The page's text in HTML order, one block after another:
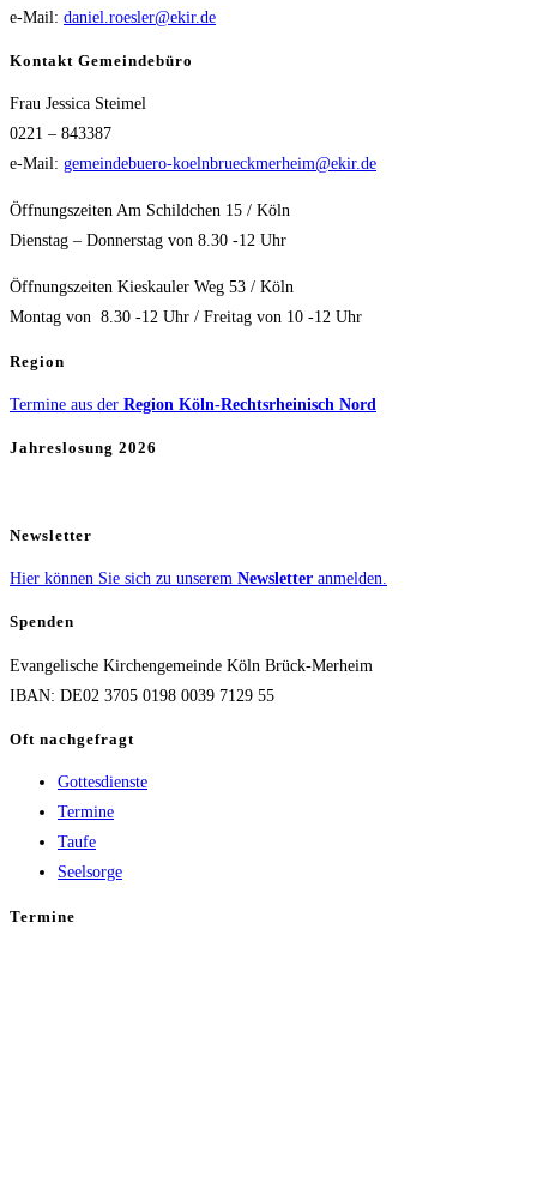
e-Mail: daniel.roesler@ekir.de
Kontakt Gemeindebüro
Frau Jessica Steimel
0221 – 843387
e-Mail: gemeindebuero-koelnbrueckmerheim@ekir.de
Öffnungszeiten Am Schildchen 15 / Köln
Dienstag – Donnerstag von 8.30 -12 Uhr
Öffnungszeiten Kieskauler Weg 53 / Köln
Montag von 8.30 -12 Uhr / Freitag von 10 -12 Uhr
Region
Termine aus der Region Köln-Rechtsrheinisch Nord
Jahreslosung 2026
Newsletter
Hier können Sie sich zu unserem Newsletter anmelden.
Spenden
Evangelische Kirchengemeinde Köln Brück-Merheim
IBAN: DE02 3705 0198 0039 7129 55
Oft nachgefragt
Gottesdienste
Termine
Taufe
Seelsorge
Termine